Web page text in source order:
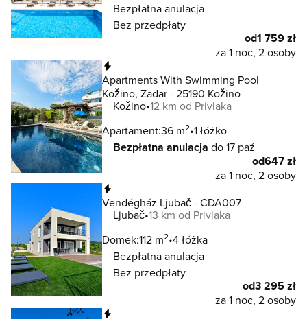
Bezpłatna anulacja
Bez przedpłaty
od1 759 zł
za 1 noc, 2 osoby
Apartments With Swimming Pool
Kožino, Zadar - 25190 Kožino
Kožino 12 km od Privlaka
Apartament:36 m2 1 łóżko
Bezpłatna anulacja do 17 paź
od647 zł
za 1 noc, 2 osoby
Vendégház Ljubač - CDA007
Ljubač 13 km od Privlaka
Domek:112 m2 4 łóżka
Bezpłatna anulacja
Bez przedpłaty
od3 295 zł
za 1 noc, 2 osoby